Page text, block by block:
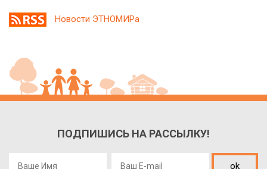
Новости ЭТНОМИРа
ПОДПИШИСЬ НА РАССЫЛКУ!
ok